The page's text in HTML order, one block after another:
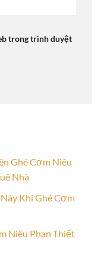
trong trình duyệt
Ghé Cơm Niêu
Nhà
Khi Ghé Cơm
Niêu Phan Thiết